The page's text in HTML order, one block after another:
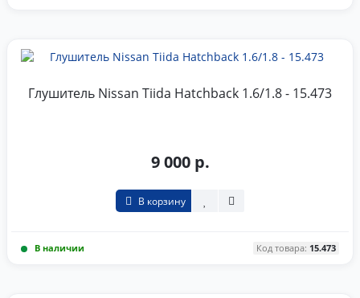
Глушитель Nissan Tiida Hatchback 1.6/1.8 - 15.473
9 000 р.
В корзину
В наличии Код товара: 15.473